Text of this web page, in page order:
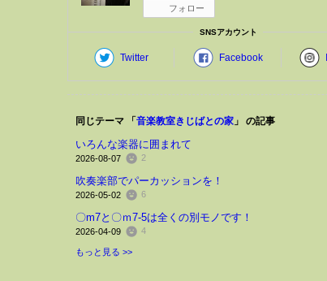
フォロー
SNSアカウント
Twitter Facebook
同じテーマ 「 音楽教室きじばとの家 」 の記事
いろんな楽器に囲まれて
2026-08-07 2
吹奏楽部でパーカッションを！
2026-05-02 6
〇m7と〇ｍ7-5は全くの別モノです！
2026-04-09 4
もっと見る >>